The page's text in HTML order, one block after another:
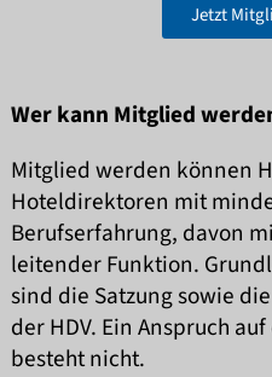
Jetzt
Wer kann Mitglied
Mitglied werden können
Hoteldirektoren mit
Berufserfahrung, davon
leitender Funktion.
sind die Satzung sowie
der HDV. Ein Anspruch
besteht nicht.